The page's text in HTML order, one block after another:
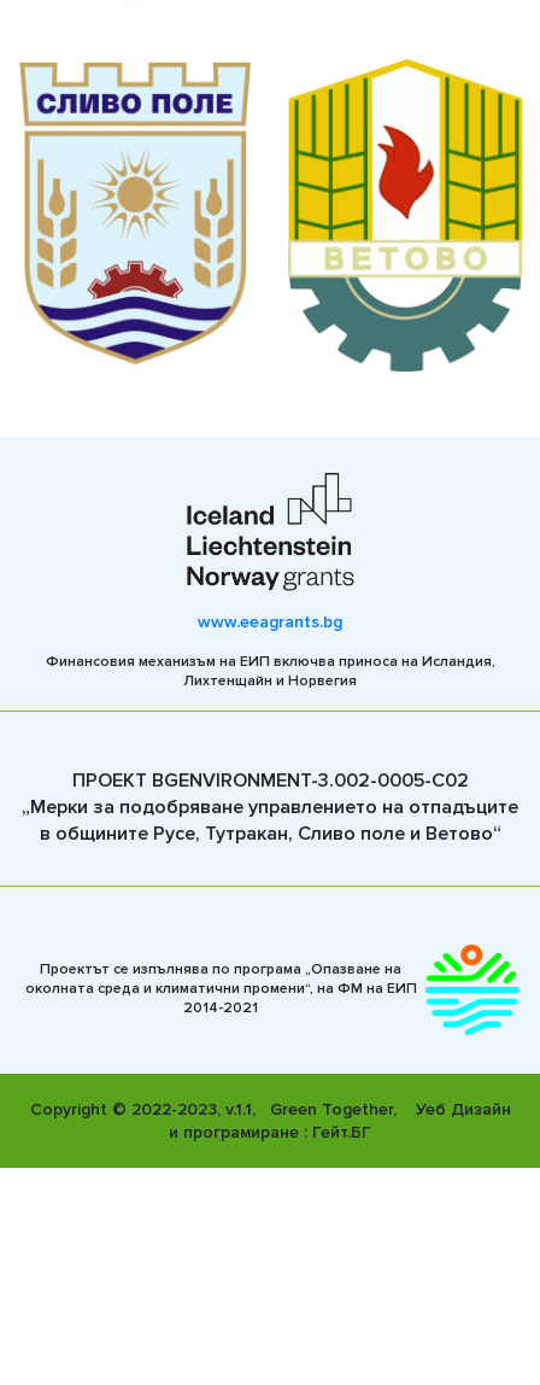
www.eeagrants.bg
Финансовия механизъм на ЕИП включва приноса на Исландия,
Лихтенщайн и Норвегия
ПРОЕКТ BGENVIRONMENT-3.002-0005-C02
„Мерки за подобряване управлението на отпадъците
в общините Русе, Тутракан, Сливо поле и Ветово“
Проектът се изпълнява по програма „Опазване на
околната среда и климатични промени“, на ФМ на ЕИП
2014-2021
Copyright © 2022-2023, v.1.1, Green Together, Уеб Дизайн
и програмиране : Гейт.БГ